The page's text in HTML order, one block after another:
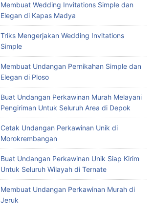
Membuat Wedding Invitations Simple dan
Elegan di Kapas Madya
Triks Mengerjakan Wedding Invitations
Simple
Membuat Undangan Pernikahan Simple dan
Elegan di Ploso
Buat Undangan Perkawinan Murah Melayani
Pengiriman Untuk Seluruh Area di Depok
Cetak Undangan Perkawinan Unik di
Morokrembangan
Buat Undangan Perkawinan Unik Siap Kirim
Untuk Seluruh Wilayah di Ternate
Membuat Undangan Perkawinan Murah di
Jeruk